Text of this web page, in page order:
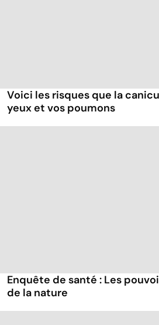
Voici les risques que la
yeux et vos poumons
Enquête de santé : Les
de la nature